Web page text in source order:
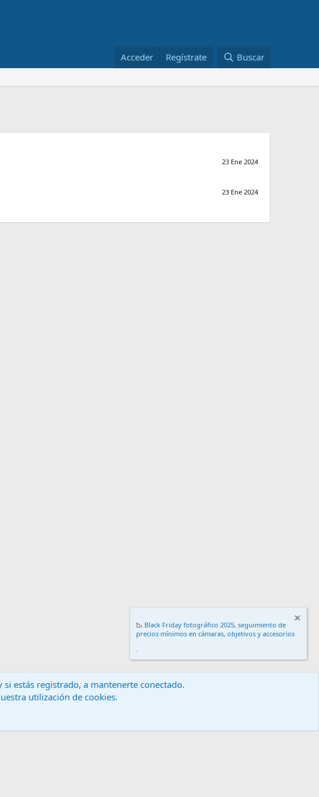
Acceder Regístrate Buscar
23 Ene 2024
23 Ene 2024
Términos y reglas
📉 Black Friday fotográfico 2025, seguimiento de
precios mínimos en cámaras, objetivos y accesorios
.
estás registrado, a mantenerte conectado.
utilización de cookies.